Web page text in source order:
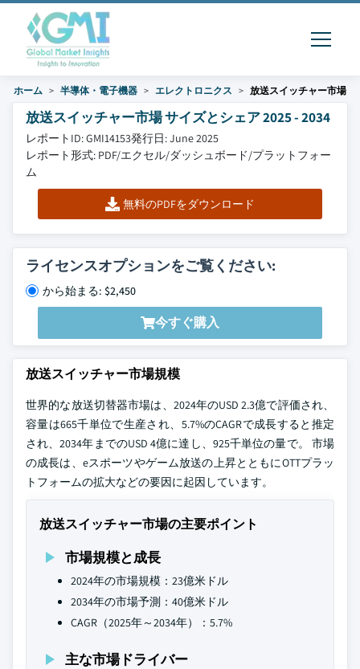
ホーム 半導体・電子機器 エレクトロニクス 放送スイッチャー市場
放送スイッチャー市場 サイズとシェア 2025 - 2034
レポートID: GMI14153発行日: June 2025
レポート形式: PDF/エクセル/ダッシュボード/プラットフォー
ム
無料のPDFをダウンロード
ライセンスオプションをご覧ください:
から始まる: $2,450
今すぐ購入
放送スイッチャー市場規模
世界的な放送切替器市場は、2024年のUSD 2.3億で評価され、
容量は665千単位で生産され、5.7%のCAGRで成長すると推定
され、2034年までのUSD 4億に達し、925千単位の量で。 市場
の成長は、eスポーツやゲーム放送の上昇とともにOTTプラッ
トフォームの拡大などの要因に起因しています。
放送スイッチャー市場の主要ポイント
市場規模と成長
2024年の市場規模：23億米ドル
2034年の市場予測：40億米ドル
CAGR（2025年～2034年）：5.7%
主な市場ドライバー